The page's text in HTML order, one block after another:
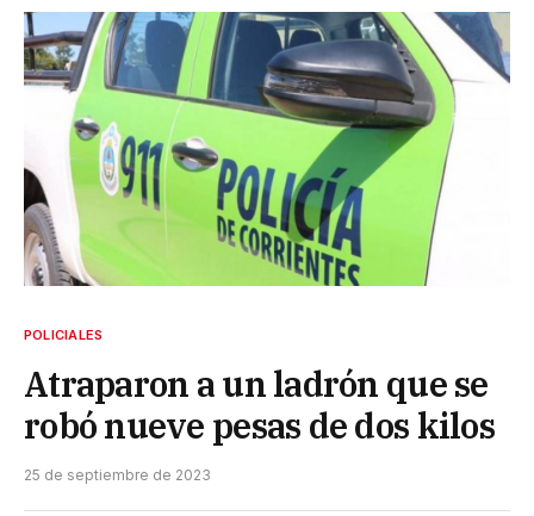
POLICIALES
Atraparon a un ladrón que se
robó nueve pesas de dos kilos
25 de septiembre de 2023